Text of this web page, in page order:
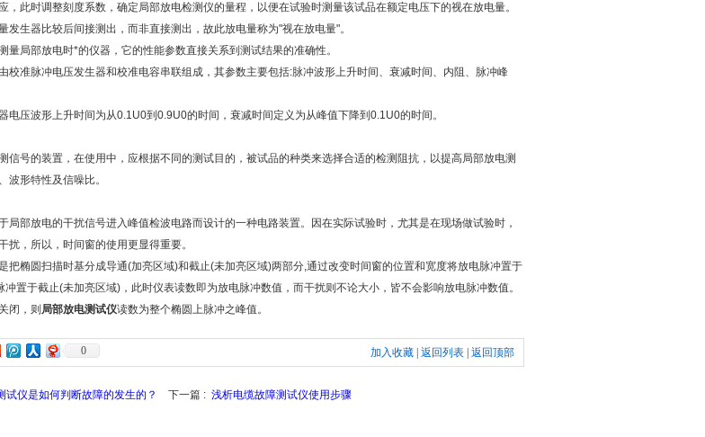
，此时调整刻度系数，确定局部放电检测仪的量程，以便在试验时测量该试品在额定电压下的视在放电量。
发生器比较后间接测出，而非直接测出，故此放电量称为"视在放电量"。
局部放电时*的仪器，它的性能参数直接关系到测试结果的准确性。
准脉冲电压发生器和校准电容串联组成，其参数主要包括:脉冲波形上升时间、衰减时间、内阻、脉冲峰
压波形上升时间为从0.1U0到0.9U0的时间，衰减时间定义为从峰值下降到0.1U0的时间。
号的装置，在使用中，应根据不同的测试目的，被试品的种类来选择合适的检测阻抗，以提高局部放电测
波形特性及信噪比。
部放电的干扰信号进入峰值检波电路而设计的一种电路装置。因在实际试验时，尤其是在现场做试验时，
扰，所以，时间窗的使用更显得重要。
椭圆扫描时基分成导通(加亮区域)和截止(未加亮区域)两部分,通过改变时间窗的位置和宽度将放电脉冲置于
置于截止(未加亮区域)，此时仪表读数即为放电脉冲数值，而干扰则不论大小，皆不会影响放电脉冲数值。
闭，则 局部放电测试仪读数为整个椭圆上脉冲之峰值。
0 加入收藏 返回列表 返回顶部
试仪是如何判断故障的发生的？ 下一篇 : 浅析电缆故障测试仪使用步骤